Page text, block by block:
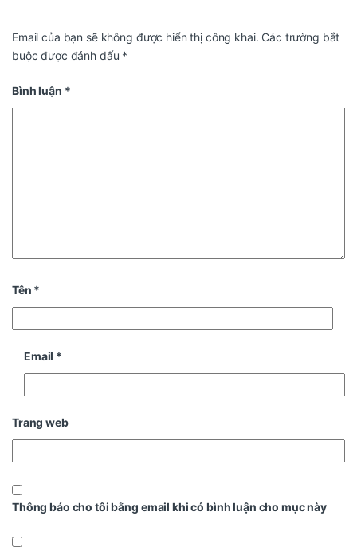
Email của bạn sẽ không được hiển thị công khai. Các trường bắt
buộc được đánh dấu *
Bình luận *
Tên *
Email *
Trang web
Thông báo cho tôi bằng email khi có bình luận cho mục này